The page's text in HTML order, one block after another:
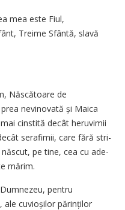
mea este Fiul,
Treime Sfântă, sla­vă
Născătoare de
nevinovată și Maica
cinstită decât heruvimii
sera­fimii, ca­re fără stri­
pe tine, cea cu ade­
mărim.
pentru
ale cuvio­șilor părin­ților